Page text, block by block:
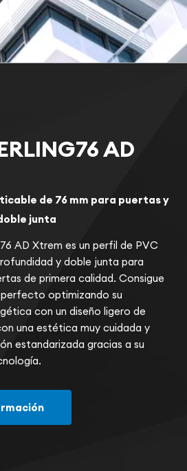
AD
de 76 mm para puertas y
junta
AD Xtrem es un perfil de PVC
y doble junta para
de primera calidad. Consigue
optimizando su
con un diseño ligero de
una estética muy cuidada y
estandarizada gracias a su